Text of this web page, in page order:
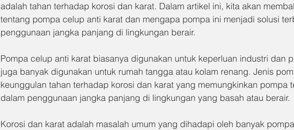
adalah tahan terhadap korosi dan karat. Dalam artikel ini, kita akan
tentang pompa celup anti karat dan mengapa pompa ini menjadi solusi
penggunaan jangka panjang di lingkungan berair.
Pompa celup anti karat biasanya digunakan untuk keperluan industri dan
juga banyak digunakan untuk rumah tangga atau kolam renang. Jenis
keunggulan tahan terhadap korosi dan karat yang memungkinkan pompa
dalam penggunaan jangka panjang di lingkungan yang basah atau berair.
Korosi dan karat adalah masalah umum yang dihadapi oleh banyak